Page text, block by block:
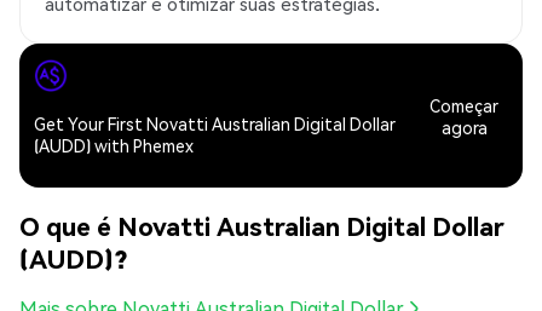
Get Your First Novatti Australian Digital Dollar
(AUDD) with Phemex
Começar
agora
O que é Novatti Australian Digital Dollar
(AUDD)?